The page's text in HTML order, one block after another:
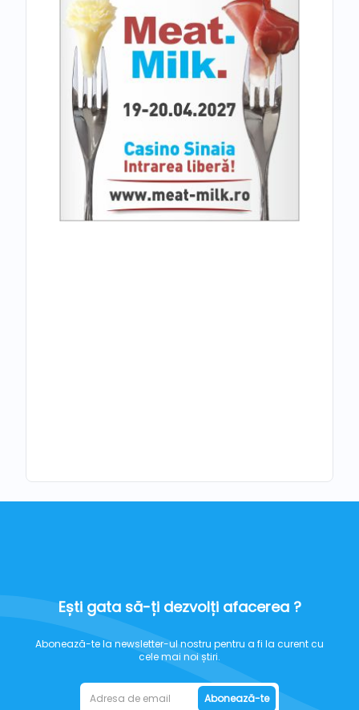
Ești gata să-ți dezvolți afacerea ?
Abonează-te la newsletter-ul nostru pentru a fi la curent cu
cele mai noi știri.
Abonează-te